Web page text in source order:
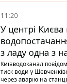
11:20
У центрі
з ладу одна з
станцій
Київводоканал
тиск води у
через аварію на